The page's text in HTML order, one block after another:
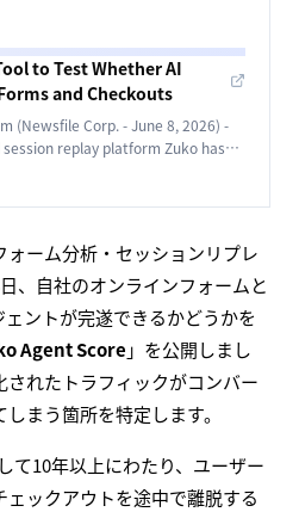
to Test Whether AI
and Checkouts
(Newsfile Corp. - June 8, 2026) -
replay platform Zuko has
AI agents can complete forms
ーム分析・セッションリプレ
、自社のオンラインフォームと
ントが完遂できるかどうかを
Agent Score 」を公開しまし
れたトラフィックがコンバー
まう箇所を特定します。
て10年以上にわたり、ユーザー
ックアウトを途中で離脱する